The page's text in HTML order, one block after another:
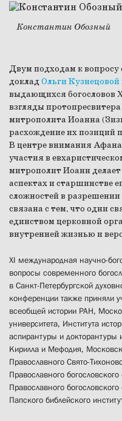
Константин Обозный
Двум подходам к
докладОльги Кузнецовой
выдающихся богословов
взгляды
митрополита Иоанна
расхождение их позиций
В центре внимания
участия в
митрополит Иоанн
аспектах и старшинстве
сложностей в
связана с тем, что одни
единством церковной
внутренней жизнью и
XI международная научно-
вопросы современного
в Санкт-Петербургской
конференции также приняли
всеобщей истории РАН,
университета, Института
аспирантуры и
Кирилла и Мефодия,
Православного Свято-
Православного
Православного
Папского библейского